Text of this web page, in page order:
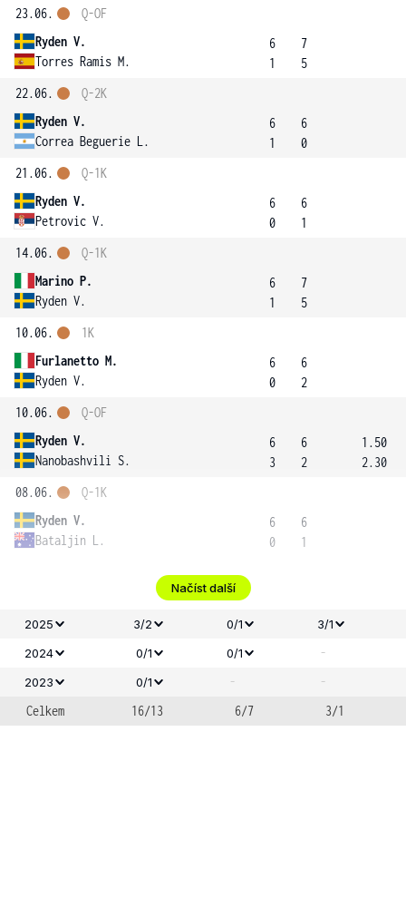
23.06.
Ryden V.
Torres Ramis M.
Q-OF
6
1
7
5
22.06.
Ryden V.
Correa Beguerie L.
Q-2K
6
1
6
0
21.06.
Ryden V.
Petrovic V.
Q-1K
6
0
6
1
14.06.
Marino P.
Ryden V.
Q-1K
6
1
7
5
10.06.
Furlanetto M.
Ryden V.
1K
6
0
6
2
10.06.
Ryden V.
Nanobashvili S.
Q-OF
6
3
6
2
1.50
2.30
08.06.
Ryden V.
Bataljin L.
Q-1K
6
0
6
1
Načíst další
2025 3/2 0/1
3/1
2024
0/1 0/1 -
2023 0/1 -
-
Celkem
16/13 6/7 3/1